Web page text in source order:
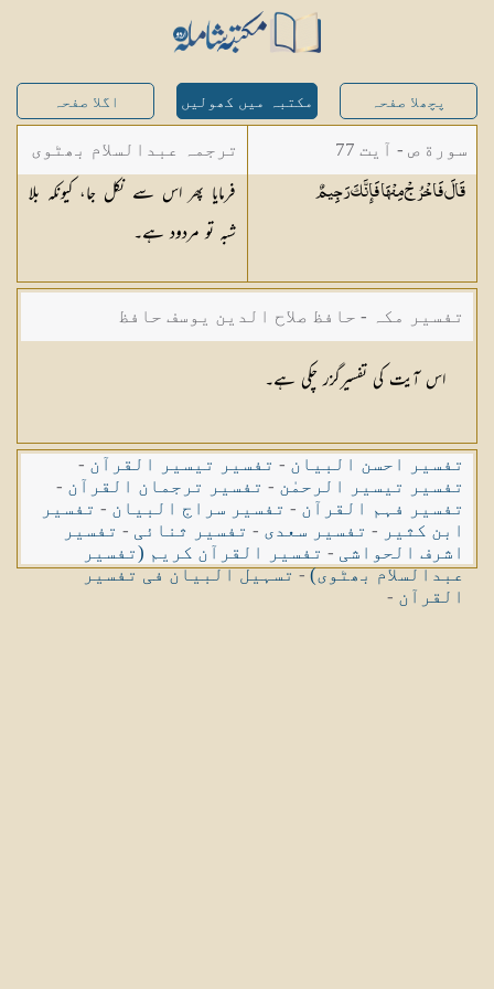
پچھلا صفحہ مکتبہ میں کھولیں اگلا صفحہ
سورة ص - آیت 77
قَالَ فَاخْرُجْ مِنْهَا فَإِنَّكَرَجِيمٌ
ترجمہ عبدالسلام بھٹوی
- عبدالسلام بن محمد
فرمایا پھر اس سے نکل جا، کیونکہ بلا
شبہ تو مردود ہے۔
تفسیر مکہ - حافظ صلاح الدین یوسف حافظ
اس آیت کی تفسیرگزر چکی ہے۔
تفسیر احسن البیان - تفسیر تیسیر القرآن -
تفسیر تیسیر الرحمٰن - تفسیر ترجمان القرآن -
تفسیر فہم القرآن - تفسیر سراج البیان - تفسیر
ابن کثیر - تفسیر سعدی - تفسیر ثنائی - تفسیر
اشرف الحواشی - تفسیر القرآن کریم (تفسیر
عبدالسلام بھٹوی)-تسہیل البیان فی تفسیر
القرآن -